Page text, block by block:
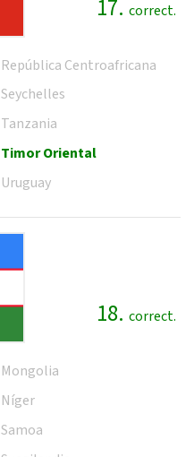
17. correct.
República Centroafricana
Seychelles
Tanzania
Timor Oriental
Uruguay
18. correct.
Mongolia
Níger
Samoa